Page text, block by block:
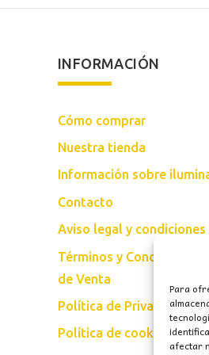
Para
afectar
INFORMACIÓN
Cómo comprar
Nuestra tienda
Información sobre
Contacto
Aviso legal y condiciones
Términos y Condiciones
de Venta
Política de Privacidad
Política de cookies (UE)